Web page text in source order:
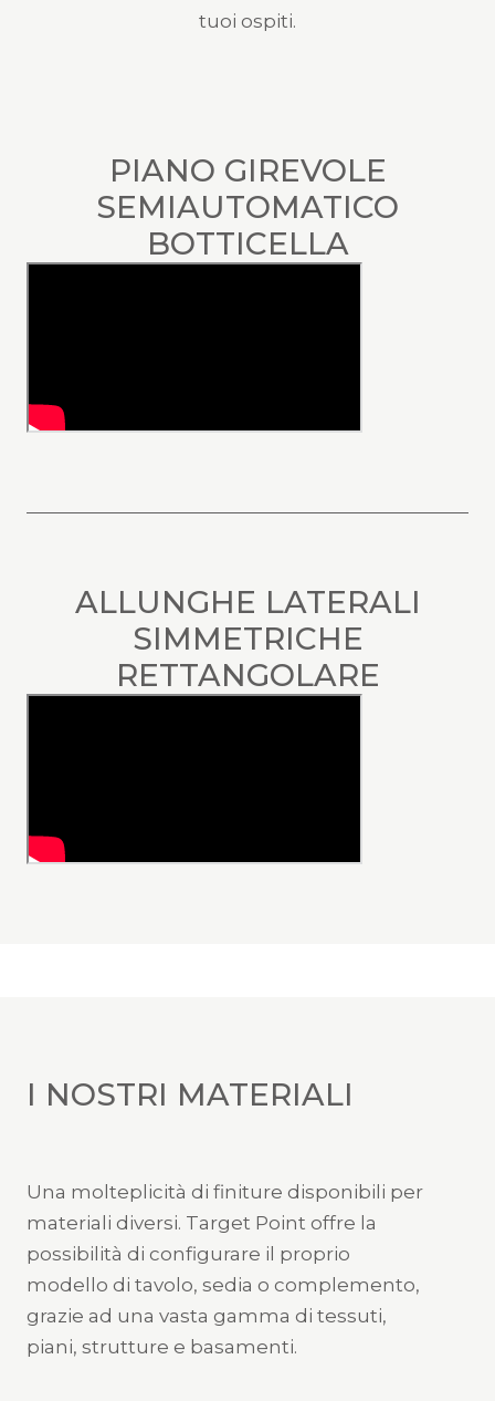
tuoi ospiti.
PIANO GIREVOLE
SEMIAUTOMATICO
BOTTICELLA
ALLUNGHE LATERALI
SIMMETRICHE
RETTANGOLARE
I NOSTRI MATERIALI
Una molteplicità di finiture disponibili per
materiali diversi. Target Point offre la
possibilità di configurare il proprio
modello di tavolo, sedia o complemento,
grazie ad una vasta gamma di tessuti,
piani, strutture e basamenti.